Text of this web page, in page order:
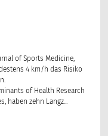
of Sports Medicine,
4 km/h das Risiko
of Health Research
haben zehn Langz...